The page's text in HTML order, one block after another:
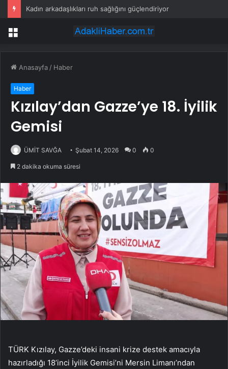
Kadın arkadaşlıkları ruh sağlığını güçlendiriyor
Menü
Anasayfa / Haber
Haber
Kızılay’dan Gazze’ye 18. İyilik
Gemisi
ÜMİT SAVĞA Şubat 14, 2026 0 0
2 dakika okuma süresi
TÜRK Kızılay, Gazze’deki insani krize destek amacıyla
hazırladığı 18’inci İyilik Gemisi’ni Mersin Limanı’ndan